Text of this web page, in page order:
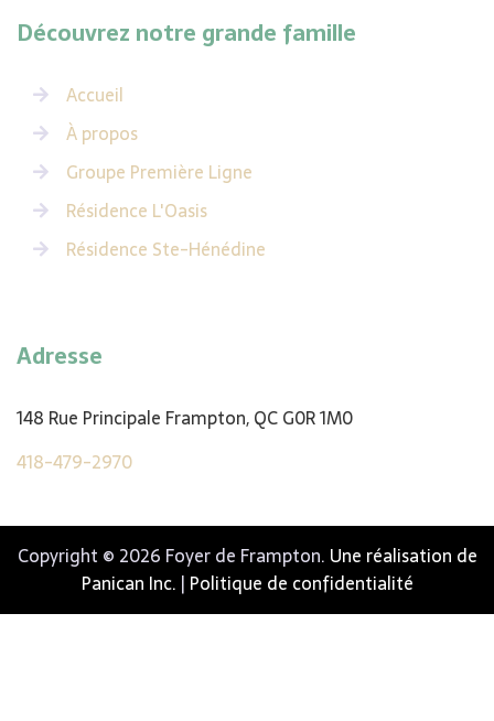
Découvrez notre grande famille
Accueil
À propos
Groupe Première Ligne
Résidence L'Oasis
Résidence Ste-Hénédine
Adresse
148 Rue Principale Frampton, QC G0R 1M0
418-479-2970
Copyright © 2026 Foyer de Frampton. Une réalisation de
Panican Inc. | Politique de confidentialité